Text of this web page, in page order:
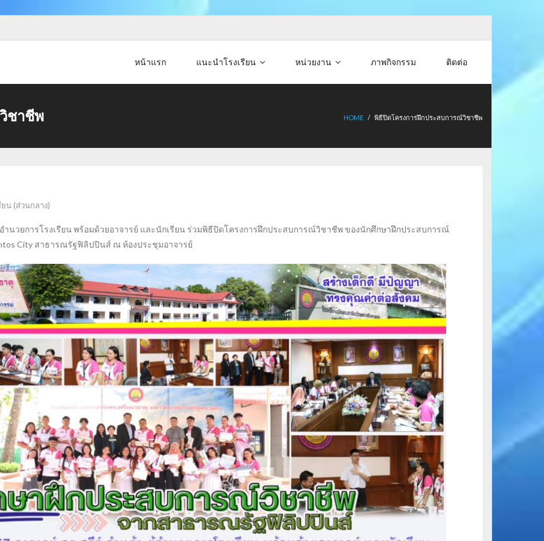
หน้าแรก
แนะนำโรงเรียน หน่วยงาน ภาพกิจกรรม ติดต่อ
HOME / พิธีปิดโครงการฝึกประสบการณ์วิชาชีพ
ชาชีพ
น (ส่วนกลาง)
ำนวยการโรงเรียน พร้อมด้วยอาจารย์ และนักเรียน ร่วมพิธีปิดโครงการฝึกประสบการณ์วิชาชีพ ของนักศึกษาฝึกประสบการณ์
City สาธารณรัฐฟิลิปปินส์ ณ ห้องประชุมอาจารย์